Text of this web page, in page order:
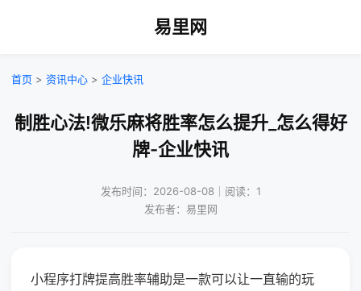
易里网
首页 > 资讯中心 > 企业快讯
制胜心法!微乐麻将胜率怎么提升_怎么得好
牌-企业快讯
发布时间：2026-08-08｜阅读：1
发布者：易里网
小程序打牌提高胜率辅助是一款可以让一直输的玩